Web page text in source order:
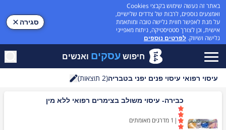
באתר זה נעשה שימוש בקבצי Cookies
ואמצעים נוספים, לרבות של צדדים שלישיים,
על מנת לאפשר חווית גלישה טובה ומותאמת
אישית, וכן לצורך סטטיסטיקה, ניתוח מאפייני
גלישה ושיווק. לפרטים נוספים
סגירה
חיפוש עסקים ואנשים
עיסוי רפואי עיסוי פנים יפני בטבריה(
2 תוצאות)
כבירה- עיסוי משולב בצימרים רפואי ללא מין
|
1 מדרגים מאומתים